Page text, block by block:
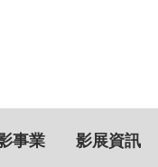
事業 影展資訊